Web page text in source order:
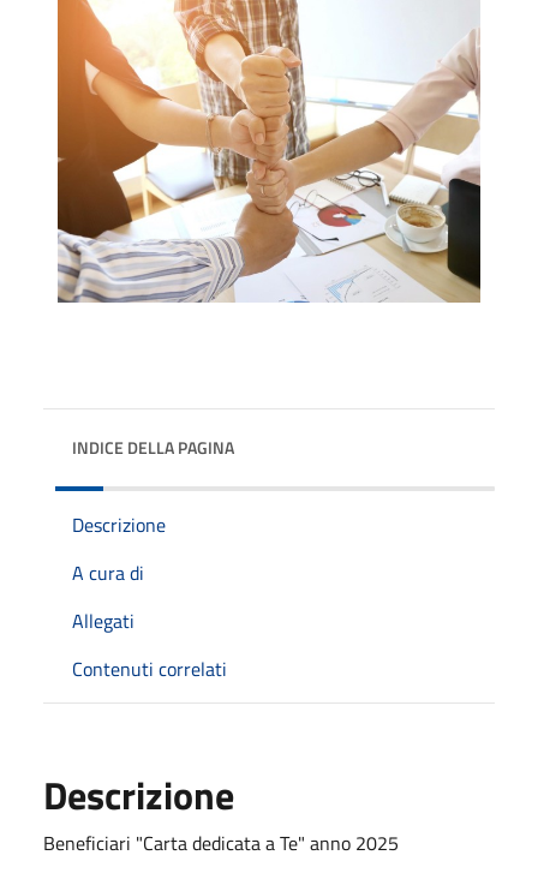
INDICE DELLA PAGINA
Descrizione
A cura di
Allegati
Contenuti correlati
Descrizione
Beneficiari "Carta dedicata a Te" anno 2025